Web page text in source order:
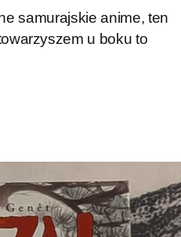
samurajskie anime, ten
u boku to